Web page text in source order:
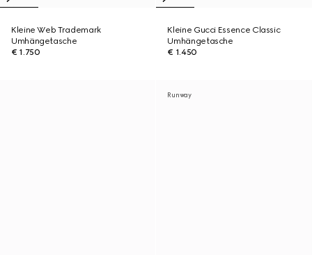
Kleine Web Trademark
Umhängetasche
€ 1.750
Kleine Gucci Essence Classic
Umhängetasche
€ 1.450
Runway